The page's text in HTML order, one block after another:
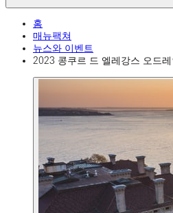
홈
매뉴팩쳐
뉴스와 이벤트
2023 콩쿠르 드 엘레강스 오드